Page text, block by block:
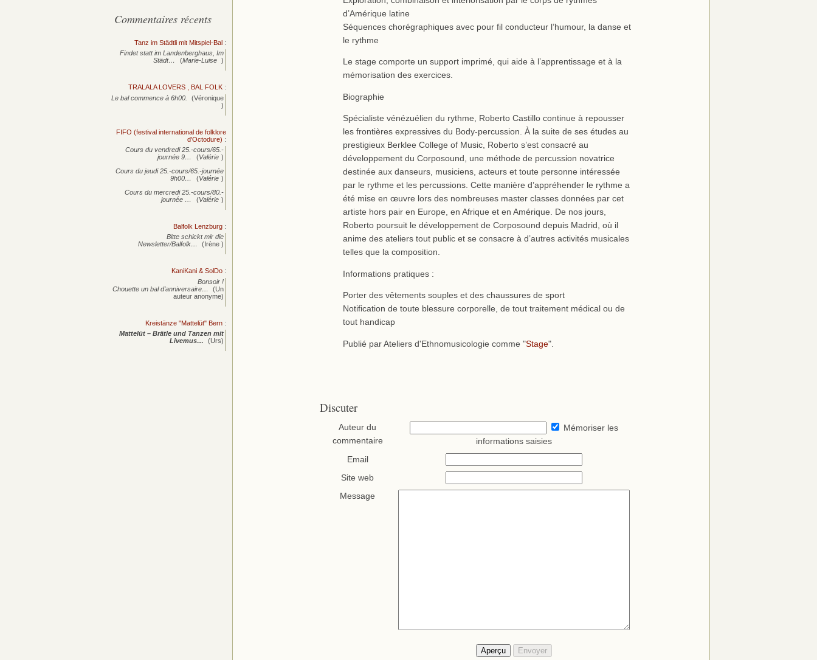
d’Amérique latine
Séquences chorégraphiques avec pour fil conducteur l’humour, la danse et
le rythme
Le stage comporte un support imprimé, qui aide à l’apprentissage et à la
mémorisation des exercices.
Biographie
Spécialiste vénézuélien du rythme, Roberto Castillo continue à repousser
les frontières expressives du Body-percussion. À la suite de ses études au
prestigieux Berklee College of Music, Roberto s’est consacré au
développement du Corposound, une méthode de percussion novatrice
destinée aux danseurs, musiciens, acteurs et toute personne intéressée
par le rythme et les percussions. Cette manière d’appréhender le rythme a
été mise en œuvre lors des nombreuses master classes données par cet
artiste hors pair en Europe, en Afrique et en Amérique. De nos jours,
Roberto poursuit le développement de Corposound depuis Madrid, où il
anime des ateliers tout public et se consacre à d’autres activités musicales
telles que la composition.
Informations pratiques :
Porter des vêtements souples et des chaussures de sport
Notification de toute blessure corporelle, de tout traitement médical ou de
tout handicap
Publié par Ateliers d'Ethnomusicologie comme "Stage".
Discuter
Auteur du
commentaire
Mémoriser les
informations saisies
Email
Site web
Message
Commentaires récents
Tanz im Städtli mit Mitspiel-Bal :
Findet statt im Landenberghaus, Im
Städt…
(Marie-Luise )
TRALALA LOVERS , BAL FOLK :
Le bal commence à 6h00.
(Véronique
)
FIFO (festival international de folklore
d'Octodure) :
Cours du vendredi 25.-cours/65.-
journée 9… (Valérie )
Cours du jeudi 25.-cours/65.-journée
9h00…
(Valérie )
Cours du mercredi 25.-cours/80.-
journée … (Valérie )
Balfolk Lenzburg :
Bitte schickt mir die
Newsletter/Balfolk…
(Irène )
KaniKani & SolDo :
Bonsoir !
Chouette un bal d’anniversaire…
(Un
auteur anonyme)
Kreistänze "Mattelüt" Bern :
Mattelüt – Brätle und Tanzen mit
Livemus…
(Urs)